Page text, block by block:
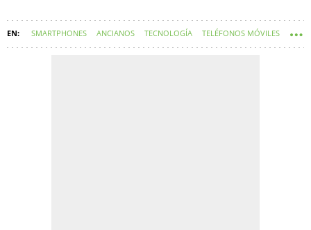
SMARTPHONES ANCIANOS TECNOLOGÍA TELÉFONOS MÓVILES